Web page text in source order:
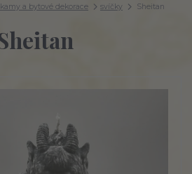
a bytové dekorace svíčky Sheitan